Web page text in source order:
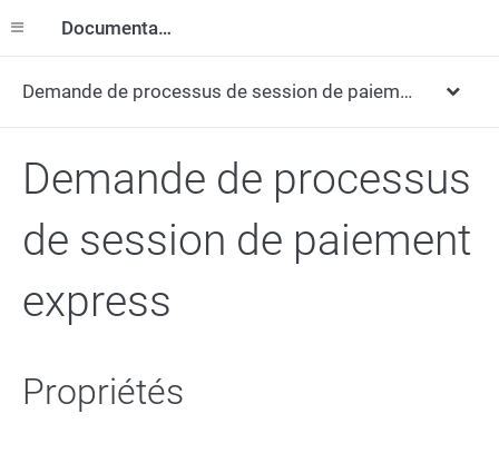
Documentation
Demande de processus de session de paiement express
Demande de processus
de session de paiement
express
Propriétés